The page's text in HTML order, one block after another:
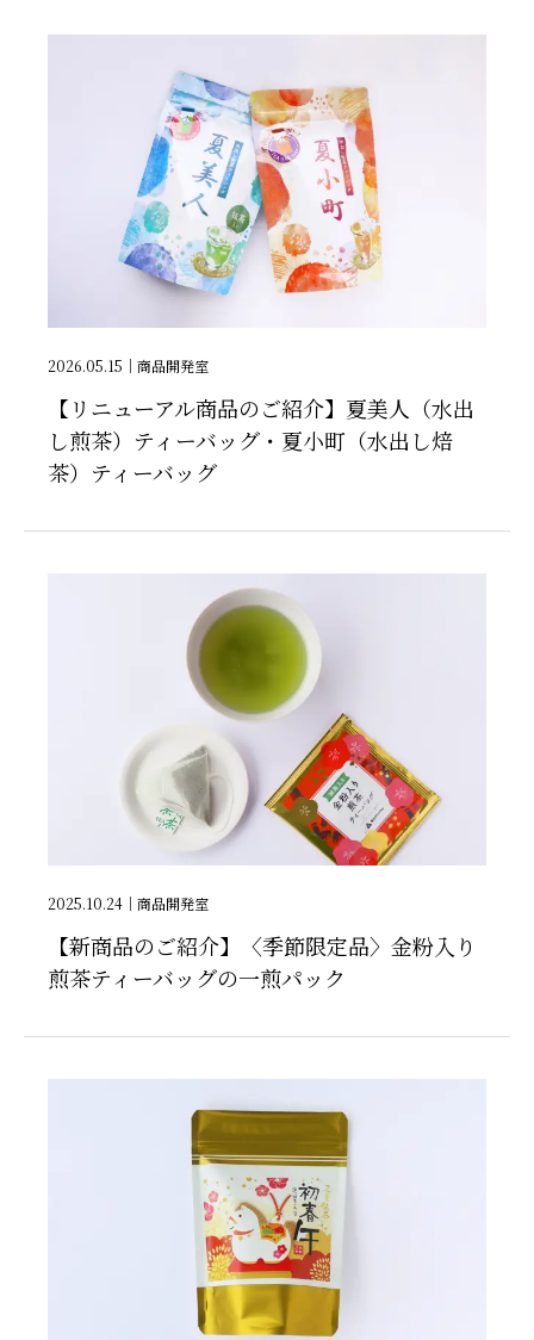
2026.05.15 ｜ 商品開発室
【リニューアル商品のご紹介】夏美人（水出
し煎茶）ティーバッグ・夏小町（水出し焙
茶）ティーバッグ
2025.10.24 ｜ 商品開発室
【新商品のご紹介】〈季節限定品〉金粉入り
煎茶ティーバッグの一煎パック